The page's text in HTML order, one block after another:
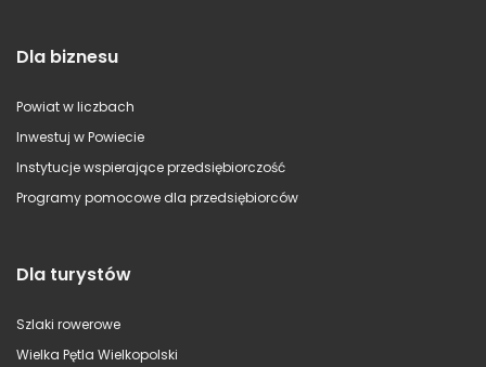
Dla biznesu
Powiat w liczbach
Inwestuj w Powiecie
Instytucje wspierające przedsiębiorczość
Programy pomocowe dla przedsiębiorców
Dla turystów
Szlaki rowerowe
Wielka Pętla Wielkopolski